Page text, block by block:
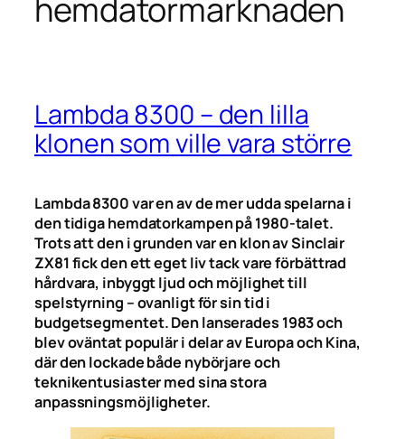
hemdatormarknaden
Lambda 8300 – den lilla
klonen som ville vara större
Lambda 8300 var en av de mer udda spelarna i
den tidiga hemdatorkampen på 1980-talet.
Trots att den i grunden var en klon av Sinclair
ZX81 fick den ett eget liv tack vare förbättrad
hårdvara, inbyggt ljud och möjlighet till
spelstyrning – ovanligt för sin tid i
budgetsegmentet. Den lanserades 1983 och
blev oväntat populär i delar av Europa och Kina,
där den lockade både nybörjare och
teknikentusiaster med sina stora
anpassningsmöjligheter.